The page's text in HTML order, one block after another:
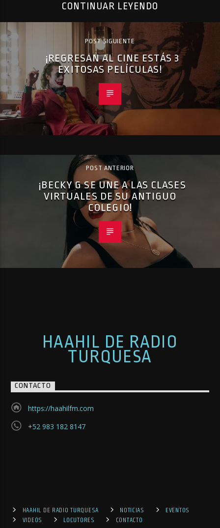
CONTINUAR LEYENDO
POST SIGUIENTE
¡REGRESAN AL CINE ESTÁS 3
EXITOSAS PELÍCULAS!
POST ANTERIOR
¡BECKY G SE UNE A LAS CLASES
VIRTUALES DE SU ANTIGUO
COLEGIO!
HAAHIL DE RADIO
TURQUESA
CONTACTO
https://haahilfm.com
+52 983 182 8147
HAAHIL DE RADIO TURQUESA NOTICIAS
EVENTOS
VIDEOS
LOCUTORES CONTACTO